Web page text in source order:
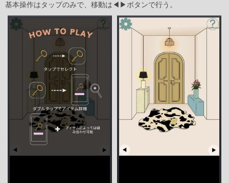
基本操作はタップのみで、移動は◀▶ボタンで行う。